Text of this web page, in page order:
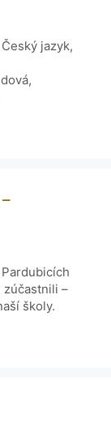
jazyk,
zúčastnili –
školy.